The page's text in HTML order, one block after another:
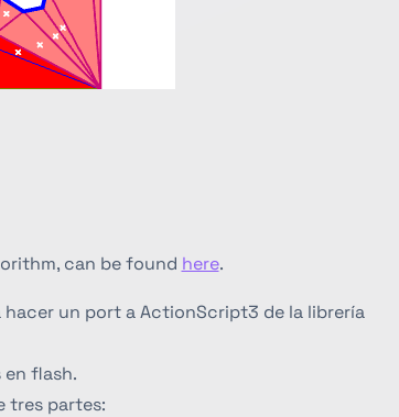
can be found here.
hacer un port a ActionScript3 de la librería
en flash.
tres partes: